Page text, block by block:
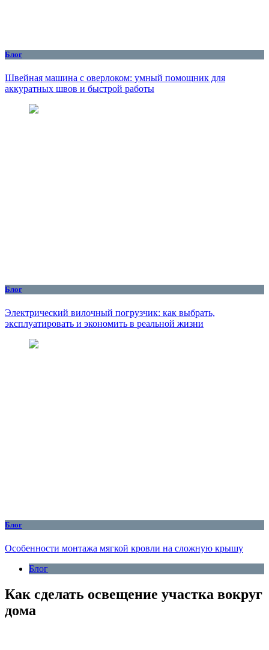
Блог
Швейная машина с оверлоком: умный помощник для
аккуратных швов и быстрой работы
Блог
Электрический вилочный погрузчик: как выбрать,
эксплуатировать и экономить в реальной жизни
Блог
Особенности монтажа мягкой кровли на сложную крышу
Блог
Как сделать освещение участка вокруг
дома